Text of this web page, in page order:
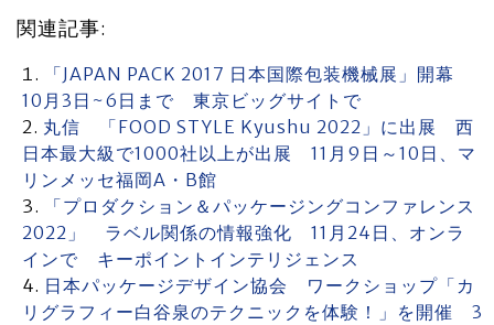
関連記事:
「JAPAN PACK 2017 日本国際包装機械展」開幕
10月3日~6日まで 東京ビッグサイトで
丸信 「FOOD STYLE Kyushu 2022」に出展 西
日本最大級で1000社以上が出展 11月9日～10日、マ
リンメッセ福岡A・B館
「プロダクション＆パッケージングコンファレンス
2022」 ラベル関係の情報強化 11月24日、オンラ
インで キーポイントインテリジェンス
日本パッケージデザイン協会 ワークショップ「カ
リグラフィー白谷泉のテクニックを体験！」を開催 3